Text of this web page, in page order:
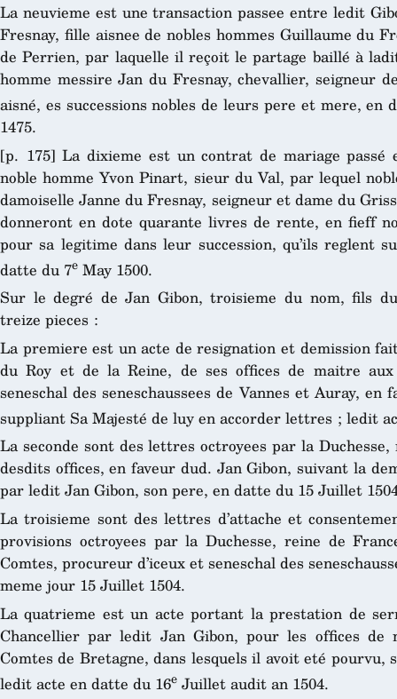
La neuvieme est une transaction passee entre ledit
Fresnay, fille aisnee de nobles hommes Guillaume du
de Perrien, par laquelle il reçoit le partage baillé à
homme messire Jan du Fresnay, chevallier, seigneur
aisné, es successions nobles de leurs pere et mere, en
1475.
[p. 175] La dixieme est un contrat de mariage passé
noble homme Yvon Pinart, sieur du Val, par lequel
damoiselle Janne du Fresnay, seigneur et dame du
donneront en dote quarante livres de rente, en fieff
pour sa legitime dans leur succession, qu’ils reglent
datte du 7e May 1500.
Sur le degré de Jan Gibon, troisieme du nom, fils
treize pieces :
La premiere est un acte de resignation et demission
du Roy et de la Reine, de ses offices de maitre
seneschal des seneschaussees de Vannes et Auray,
suppliant Sa Majesté de luy en accorder lettres ; ledit
La seconde sont des lettres octroyees par la
desdits offices, en faveur dud. Jan Gibon, suivant la
par ledit Jan Gibon, son pere, en datte du 15 Juillet
La troisieme sont des lettres d’attache et
provisions octroyees par la Duchesse, reine de
Comtes, procureur d’iceux et seneschal des
meme jour 15 Juillet 1504.
La quatrieme est un acte portant la prestation de
Chancellier par ledit Jan Gibon, pour les offices
Comtes de Bretagne, dans lesquels il avoit eté
ledit acte en datte du 16e Juillet audit an 1504.